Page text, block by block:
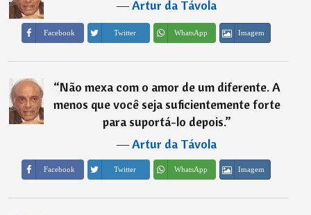
―Artur da Távola
Facebook Twitter WhatsApp Imagem
“Não mexa com o amor de um diferente. A
menos que você seja suficientemente forte
para suportá-lo depois.”
―Artur da Távola
Facebook Twitter WhatsApp Imagem